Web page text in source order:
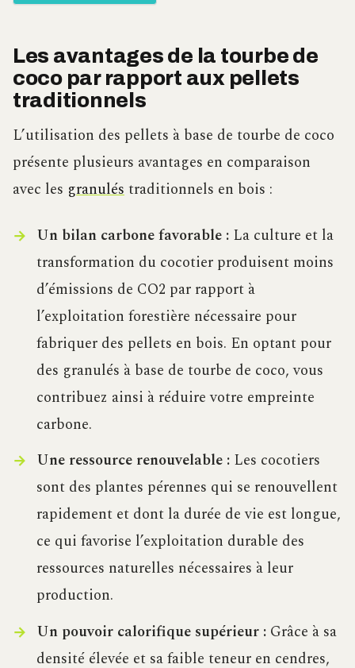
Les avantages de la tourbe de
coco par rapport aux pellets
traditionnels
L’utilisation des pellets à base de tourbe de coco
présente plusieurs avantages en comparaison
avec les granuléstraditionnels en bois :
Un bilan carbone favorable :La culture et la
transformation du cocotier produisent moins
d’émissions de CO2 par rapport à
l’exploitation forestière nécessaire pour
fabriquer des pellets en bois. En optant pour
des granulés à base de tourbe de coco, vous
contribuez ainsi à réduire votre empreinte
carbone.
Une ressource renouvelable :Les cocotiers
sont des plantes pérennes qui se renouvellent
rapidement et dont la durée de vie est longue,
ce qui favorise l’exploitation durable des
ressources naturelles nécessaires à leur
production.
Un pouvoir calorifique supérieur :Grâce à sa
densité élevée et sa faible teneur en cendres,